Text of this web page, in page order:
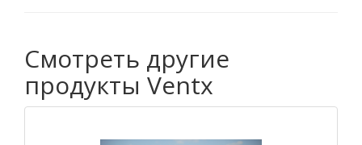
Смотреть другие
продукты Ventx